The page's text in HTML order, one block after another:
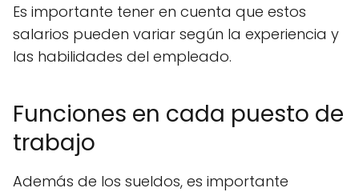
Es importante tener en cuenta que estos
salarios pueden variar según la experiencia y
las habilidades del empleado.
Funciones en cada puesto de
trabajo
Además de los sueldos, es importante